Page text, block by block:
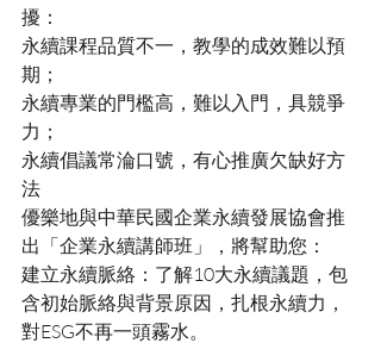
擾：
永續課程品質不一，教學的成效難以預
期；
永續專業的門檻高，難以入門，具競爭
力；
永續倡議常淪口號，有心推廣欠缺好方
法
優樂地與中華民國企業永續發展協會推
出「企業永續講師班」，將幫助您：
建立永續脈絡：了解10大永續議題，包
含初始脈絡與背景原因，扎根永續力，
對ESG不再一頭霧水。